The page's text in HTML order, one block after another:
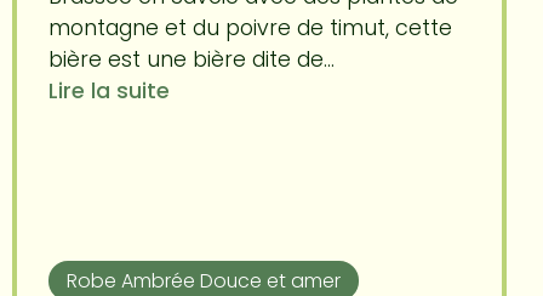
montagne et du poivre de timut, cette
bière est une bière dite de...
Lire la suite
Robe Ambrée Douce et amer